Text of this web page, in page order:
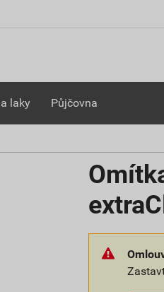
laky Půjčovna